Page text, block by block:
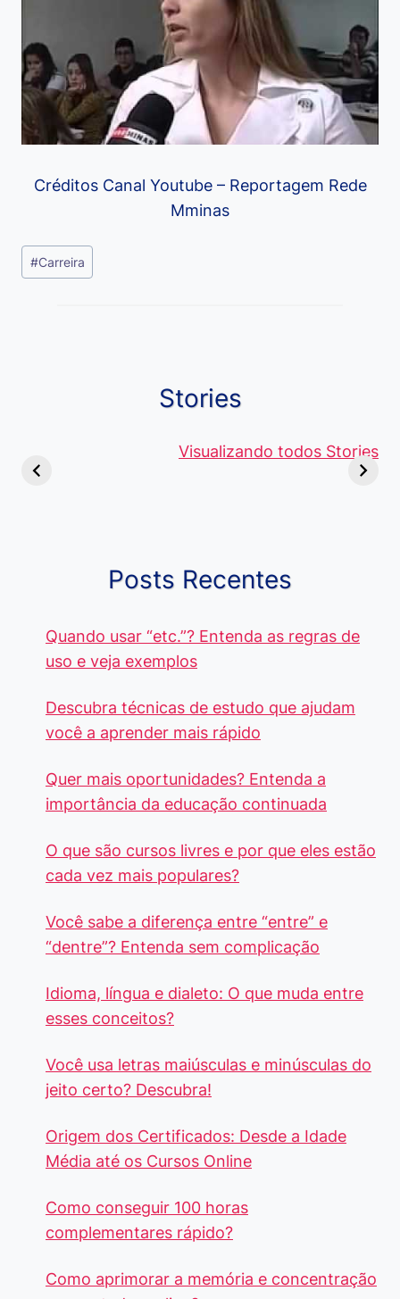
Créditos Canal Youtube – Reportagem Rede
Mminas
Tags
do
#Carreira
Stories
Visualizando todos Stories
Diferença e
de 5 Centavos
Curso de
Pacote
Posts Recentes
Quando usar “etc.”? Entenda as regras de
uso e veja exemplos
Descubra técnicas de estudo que ajudam
você a aprender mais rápido
Quer mais oportunidades? Entenda a
importância da educação continuada
O que são cursos livres e por que eles estão
cada vez mais populares?
Você sabe a diferença entre “entre” e
“dentre”? Entenda sem complicação
Idioma, língua e dialeto: O que muda entre
esses conceitos?
Você usa letras maiúsculas e minúsculas do
jeito certo? Descubra!
Origem dos Certificados: Desde a Idade
Média até os Cursos Online
Como conseguir 100 horas
complementares rápido?
Como aprimorar a memória e concentração